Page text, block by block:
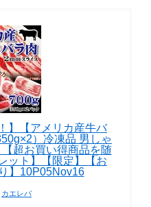
】【アメリカ産牛バ
）冷凍品 男しゃ
超お買い得商品を随
ット】【限定】【お
】10P05Nov16
カエレバ